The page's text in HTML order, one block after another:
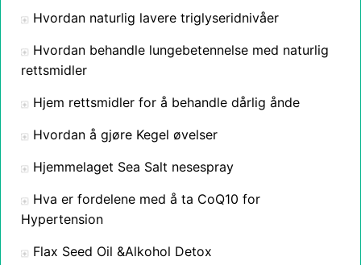
Hvordan naturlig lavere triglyseridnivåer
Hvordan behandle lungebetennelse med naturlig
rettsmidler
Hjem rettsmidler for å behandle dårlig ånde
Hvordan å gjøre Kegel øvelser
Hjemmelaget Sea Salt nesespray
Hva er fordelene med å ta CoQ10 for
Hypertension
Flax Seed Oil &Alkohol Detox